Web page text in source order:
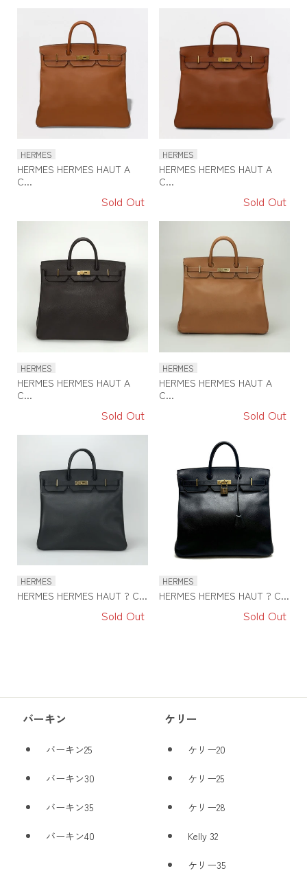
HERMES
HERMES HERMES HAUT A
C...
Sold Out
HERMES
HERMES HERMES HAUT A
C...
Sold Out
HERMES
HERMES HERMES HAUT A
C...
Sold Out
HERMES
HERMES HERMES HAUT A
C...
Sold Out
HERMES
HERMES HERMES HAUT ? C...
Sold Out
HERMES
HERMES HERMES HAUT ? C...
Sold Out
バーキン
バーキン25
バーキン30
バーキン35
バーキン40
ケリー
ケリー20
ケリー25
ケリー28
Kelly 32
ケリー35